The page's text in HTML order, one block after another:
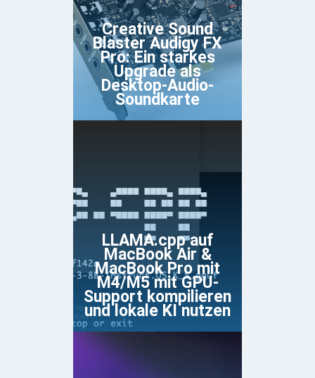
Creative Sound
Blaster Audigy FX
Pro: Ein starkes
Upgrade als
Desktop-Audio-
Soundkarte
LLAMA.cpp auf
MacBook Air &
MacBook Pro mit
M4/M5 mit GPU-
Support kompilieren
und lokale KI nutzen